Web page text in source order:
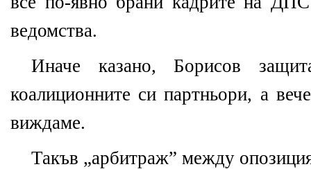
ведомства.
Иначе казано, Борисов
коалиционните си партньори, а
виждаме.
Такъв „арбитраж” между